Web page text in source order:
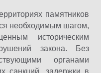
памятников
необходимым шагом,
историческим
закона. Без
органами
санкций, задержки в